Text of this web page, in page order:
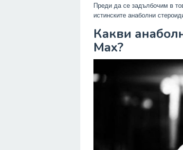
Преди да се задълбочим в
истинските анаболни
Какви
Max?